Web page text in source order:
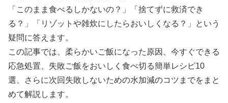
「このまま食べるしかないの？」「捨てずに救済でき
る？」「リゾットや雑炊にしたらおいしくなる？」という
疑問に答えます。
この記事では、柔らかいご飯になった原因、今すぐできる
応急処置、失敗ご飯をおいしく食べ切る簡単レシピ10
選、さらに次回失敗しないための水加減のコツまでをまと
めて解説します。